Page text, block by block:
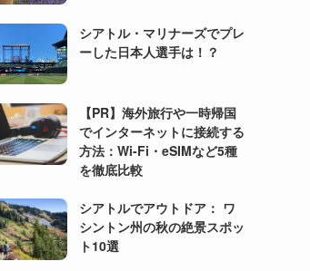
シアトル・マリナーズでプレ
ーした日本人選手は！？
【PR】海外旅行や一時帰国
でインターネットに接続する
方法：Wi-Fi・eSIMなど5種
を徹底比較
シアトルでアウトドア： ワ
シントン州の秋の絶景スポッ
ト10選